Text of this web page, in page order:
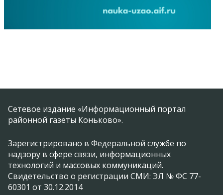
Сетевое издание «Информационный портал
районной газеты Коньково».
Зарегистрировано в Федеральной службе по
надзору в сфере связи, информационных
технологий и массовых коммуникаций.
Свидетельство о регистрации СМИ: ЭЛ № ФС 77-
60301 от 30.12.2014